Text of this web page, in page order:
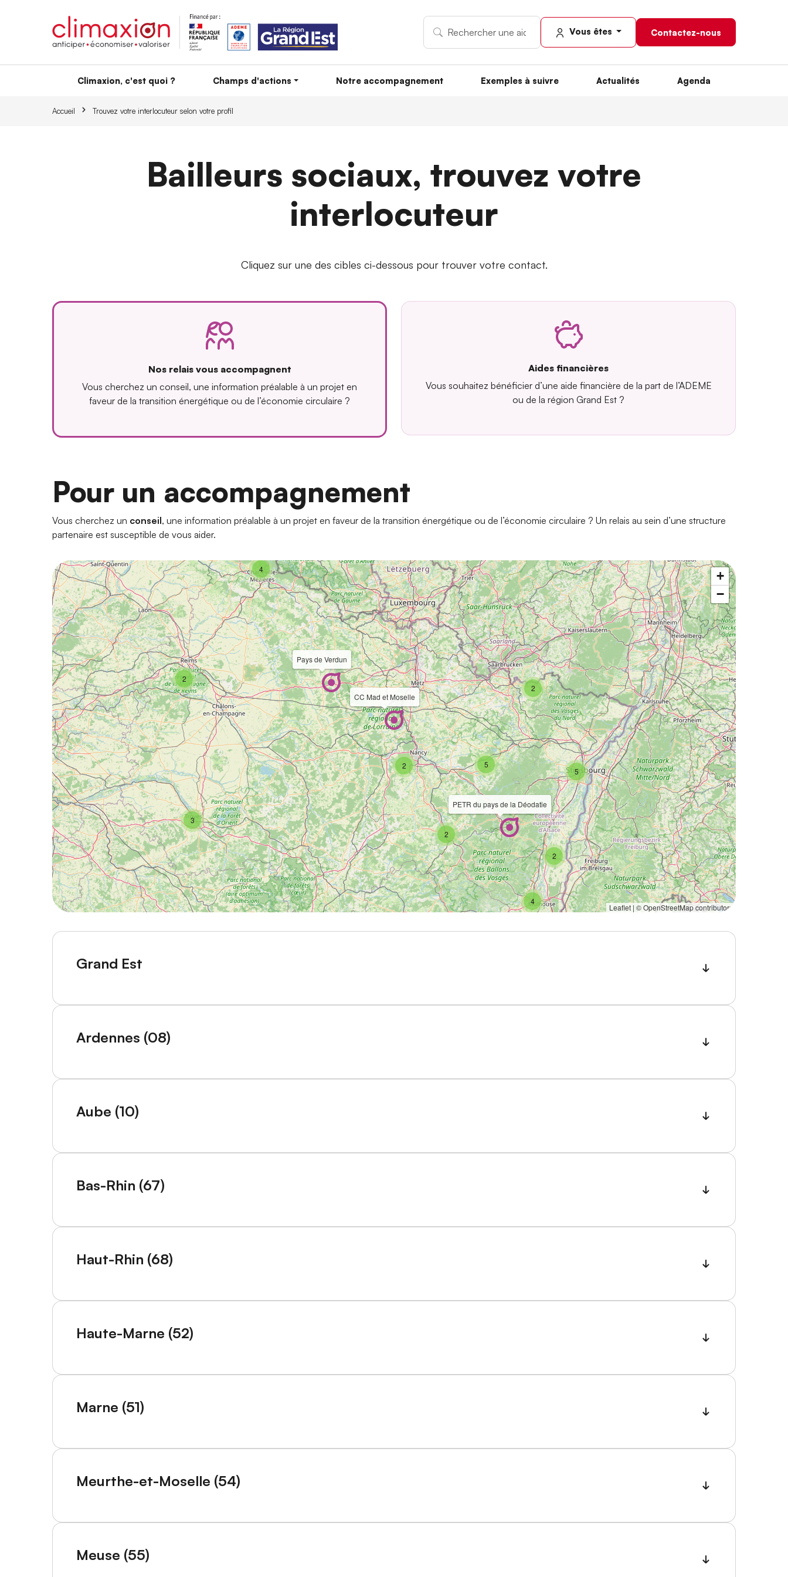
Vous êtes Contactez-nous
Climaxion, c'est quoi ? Champs d'actions Notre accompagnement Exemples à suivre Actualités Agenda
Accueil Trouvez votre interlocuteur selon votre profil
Bailleurs sociaux, trouvez votre
interlocuteur
Cliquez sur une des cibles ci-dessous pour trouver votre contact.
Nos relais vous accompagnent
Vous cherchez un conseil, une information préalable à un projet en
faveur de la transition énergétique ou de l’économie circulaire ?
Aides financières
Vous souhaitez bénéficier d’une aide financière de la part de l’ADEME
ou de la région Grand Est ?
Pour un accompagnement
Vous cherchez un conseil, une information préalable à un projet en faveur de la transition énergétique ou de l’économie circulaire ? Un relais au sein d’une structure
partenaire est susceptible de vous aider.
2
2
2 5
2
4
5
2
3
4
PETR du pays de la Déodatie
Pays de Verdun
CC Mad et Moselle
+
−
Leaflet | ©OpenStreetMapcontributors
Grand Est
Ardennes (08)
Aube (10)
Bas-Rhin (67)
Haut-Rhin (68)
Haute-Marne (52)
Marne (51)
Meurthe-et-Moselle (54)
Meuse (55)